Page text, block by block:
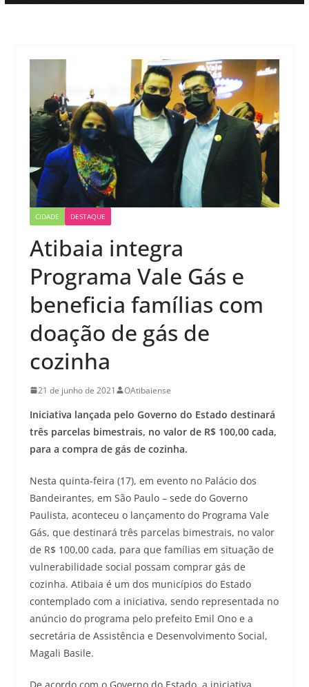
CIDADE DESTAQUE
Atibaia integra
Programa Vale Gás e
beneficia famílias com
doação de gás de
cozinha
21 de junho de 2021 OAtibaiense
Iniciativa lançada pelo Governo do Estado destinará
três parcelas bimestrais, no valor de R$ 100,00 cada,
para a compra de gás de cozinha.
Nesta quinta-feira (17), em evento no Palácio dos
Bandeirantes, em São Paulo – sede do Governo
Paulista, aconteceu o lançamento do Programa Vale
Gás, que destinará três parcelas bimestrais, no valor
de R$ 100,00 cada, para que famílias em situação de
vulnerabilidade social possam comprar gás de
cozinha. Atibaia é um dos municípios do Estado
contemplado com a iniciativa, sendo representada no
anúncio do programa pelo prefeito Emil Ono e a
secretária de Assistência e Desenvolvimento Social,
Magali Basile.